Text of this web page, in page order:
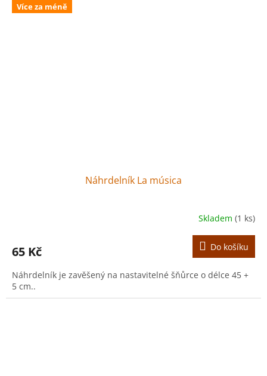
Více za méně
Náhrdelník La música
Skladem (1 ks)
65 Kč Do košíku
Náhrdelník je zavěšený na nastavitelné šňůrce o délce 45 +
5 cm..